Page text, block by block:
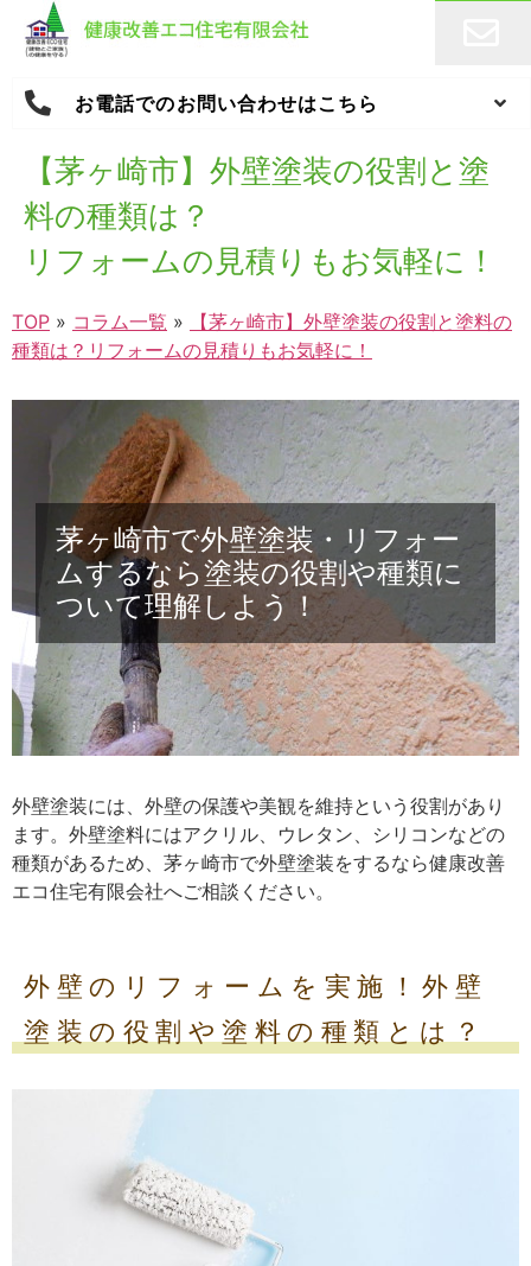
お電話でのお問い合わせはこちら
【茅ヶ崎市】外壁塗装の役割と塗
料の種類は？
リフォームの見積りもお気軽に！
TOP » コラム一覧 »
【茅ヶ崎市】外壁塗装の役割と塗料の
種類は？リフォームの見積りもお気軽に！
茅ヶ崎市で外壁塗装・リフォー
ムするなら塗装の役割や種類に
ついて理解しよう！
外壁塗装には、外壁の保護や美観を維持という役割があり
ます。外壁塗料にはアクリル、ウレタン、シリコンなどの
種類があるため、茅ヶ崎市で外壁塗装をするなら健康改善
エコ住宅有限会社へご相談ください。
外壁のリフォームを実施！外壁
塗装の役割や塗料の種類とは？